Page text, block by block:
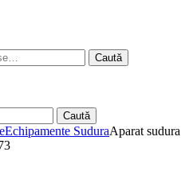
Caută
Caută
Echipamente SuduraAparat sudura